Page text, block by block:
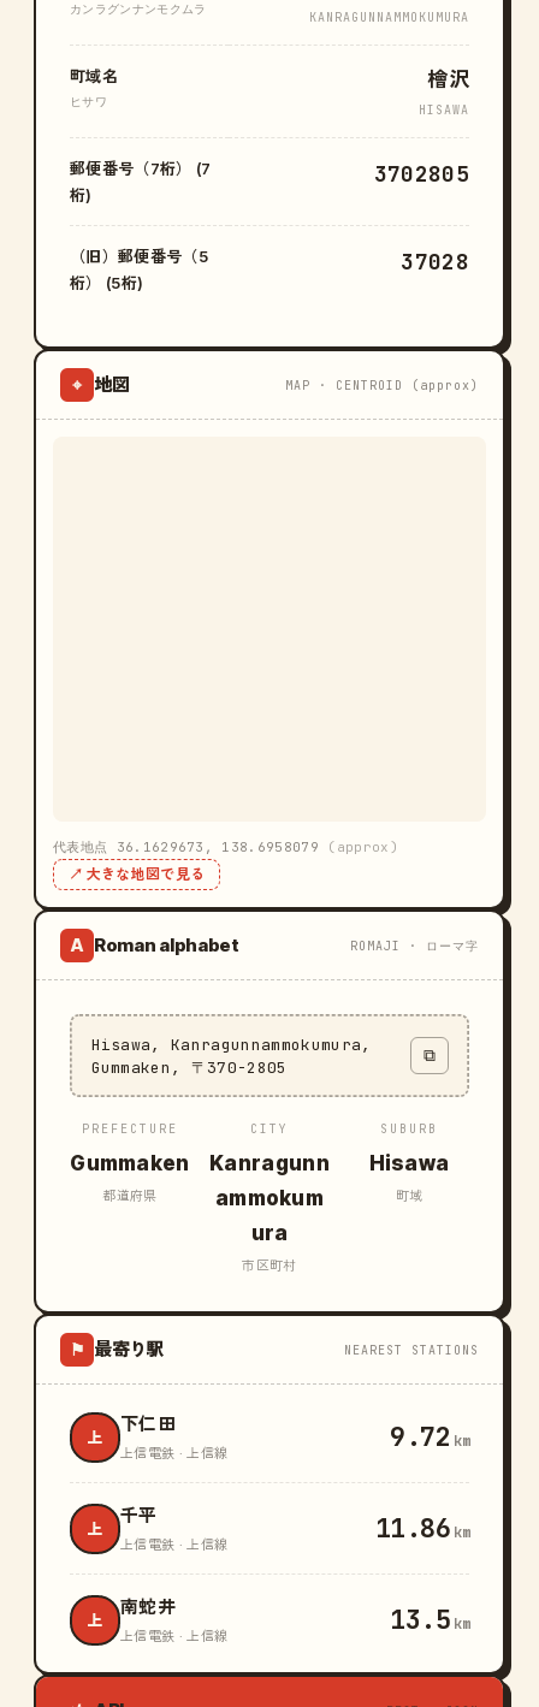
カンラグンナンモクムラ
KANRAGUNNAMMOKUMURA
町域名
ヒサワ
檜沢
HISAWA
郵便番号（7桁） (7
桁)
3702805
（旧）郵便番号（5
桁） (5桁)
37028
⌖ 地図 MAP · CENTROID (approx)
代表地点 36.1629673, 138.6958079 (approx)
↗ 大きな地図で見る
A Roman alphabet ROMAJI · ローマ字
Hisawa, Kanragunnammokumura,
Gummaken, 〒370-2805
⧉
PREFECTURE
Gummaken
都道府県
CITY
Kanragunn
ammokum
ura
市区町村
SUBURB
Hisawa
町域
⚑ 最寄り駅 NEAREST STATIONS
上
下仁田
上信電鉄 · 上信線 9.72 km
上
千平
上信電鉄 · 上信線 11.86 km
上
南蛇井
上信電鉄 · 上信線 13.5 km